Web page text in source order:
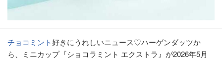
チョコミント好きにうれしいニュース♡ハーゲンダッツか
ら、ミニカップ『ショコラミント エクストラ』が2026年5月